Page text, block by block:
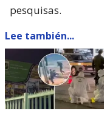
pesquisas.
Lee también...